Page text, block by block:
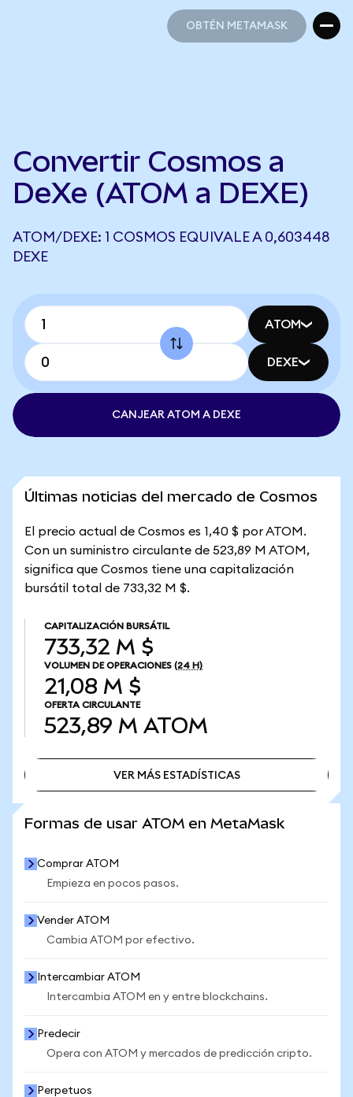
OBTÉN METAMASK
Convertir Cosmos a
DeXe (ATOM a DEXE)
ATOM/DEXE: 1 COSMOS EQUIVALE A 0,603448
DEXE
ATOM
DEXE
CANJEAR ATOM A DEXE
Últimas noticias del mercado de Cosmos
El precio actual de Cosmos es 1,40 $ por ATOM.
Con un suministro circulante de 523,89 M ATOM,
significa que Cosmos tiene una capitalización
bursátil total de 733,32 M $.
CAPITALIZACIÓN BURSÁTIL
733,32 M $
VOLUMEN DE OPERACIONES (24 H)
21,08 M $
OFERTA CIRCULANTE
523,89 M ATOM
VER MÁS ESTADÍSTICAS
Formas de usar ATOM en MetaMask
Comprar ATOM
Empieza en pocos pasos.
Vender ATOM
Cambia ATOM por efectivo.
Intercambiar ATOM
Intercambia ATOM en y entre blockchains.
Predecir
Opera con ATOM y mercados de predicción cripto.
Perpetuos